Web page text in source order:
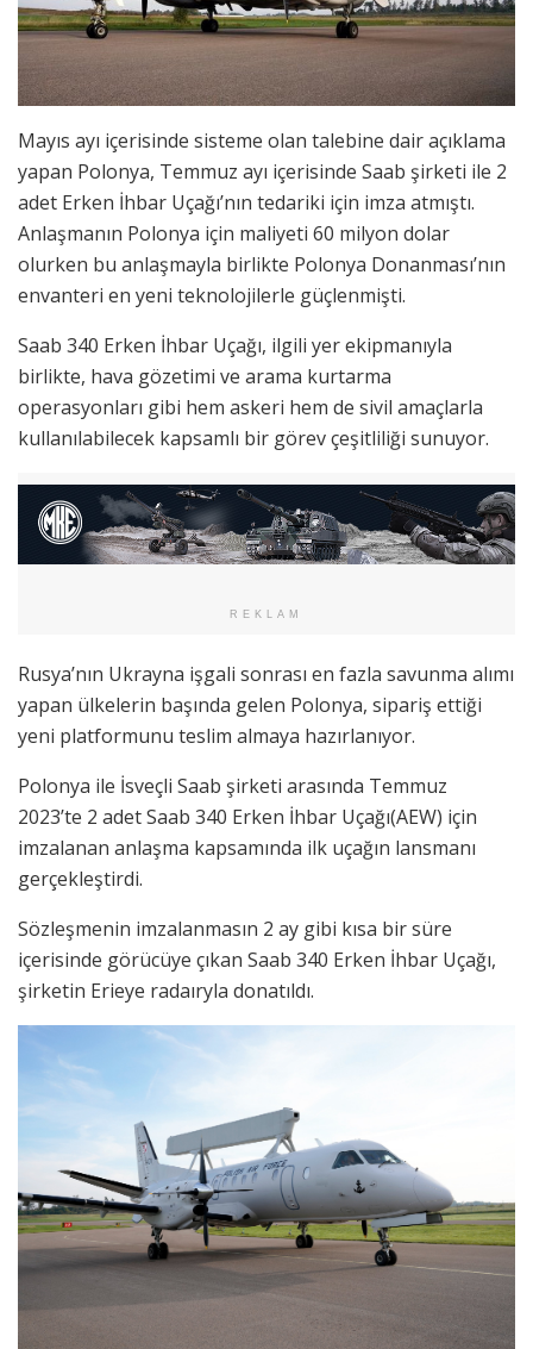
Mayıs ayı içerisinde sisteme olan talebine dair açıklama
yapan Polonya, Temmuz ayı içerisinde Saab şirketi ile 2
adet Erken İhbar Uçağı’nın tedariki için imza atmıştı.
Anlaşmanın Polonya için maliyeti 60 milyon dolar
olurken bu anlaşmayla birlikte Polonya Donanması’nın
envanteri en yeni teknolojilerle güçlenmişti.
Saab 340 Erken İhbar Uçağı, ilgili yer ekipmanıyla
birlikte, hava gözetimi ve arama kurtarma
operasyonları gibi hem askeri hem de sivil amaçlarla
kullanılabilecek kapsamlı bir görev çeşitliliği sunuyor.
REKLAM
Rusya’nın Ukrayna işgali sonrası en fazla savunma alımı
yapan ülkelerin başında gelen Polonya, sipariş ettiği
yeni platformunu teslim almaya hazırlanıyor.
Polonya ile İsveçli Saab şirketi arasında Temmuz
2023’te 2 adet Saab 340 Erken İhbar Uçağı(AEW) için
imzalanan anlaşma kapsamında ilk uçağın lansmanı
gerçekleştirdi.
Sözleşmenin imzalanmasın 2 ay gibi kısa bir süre
içerisinde görücüye çıkan Saab 340 Erken İhbar Uçağı,
şirketin Erieye radaıryla donatıldı.